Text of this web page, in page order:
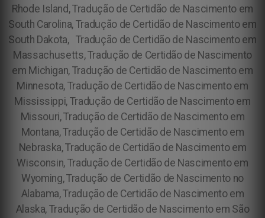
Rhode Island, Tradução de Certidão de Nascimento em
South Carolina, Tradução de Certidão de Nascimento em
South Dakota,Tradução de Certidão de Nascimento em
Massachusetts, Tradução de Certidão de Nascimento
em Michigan, Tradução de Certidão de Nascimento em
Minnesota, Tradução de Certidão de Nascimento em
Mississippi, Tradução de Certidão de Nascimento em
Missouri, Tradução de Certidão de Nascimento em
Montana, Tradução de Certidão de Nascimento em
Nebraska, Tradução de Certidão de Nascimento em
Wisconsin, Tradução de Certidão de Nascimento em
Wyoming, Tradução de Certidão de Nascimento no
Alabama, Tradução de Certidão de Nascimento em
Alaska, Tradução de Certidão de Nascimento em São